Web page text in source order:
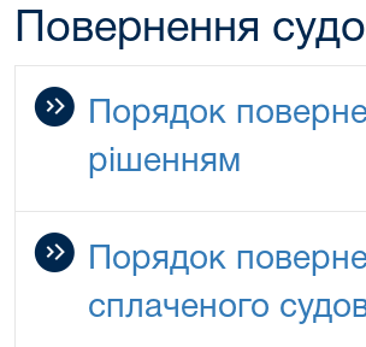
Повернення
Порядок
рішенням
Порядок
сплаченого